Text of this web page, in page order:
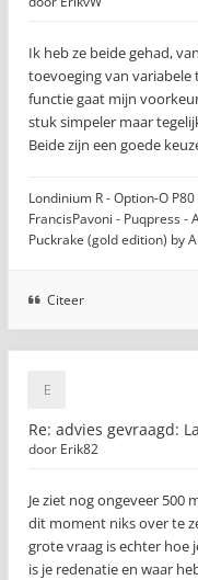
Ik heb ze beide gehad,
toevoeging van
functie gaat mijn
stuk simpeler maar
Beide zijn een goede
Londinium R - Option-O
FrancisPavoni - Puqpress -
Puckrake (gold edition) by
Citeer
Re: advies gevraagd:
door Erik82
Je ziet nog ongeveer
dit moment niks over te
grote vraag is echter hoe
is je redenatie en waar